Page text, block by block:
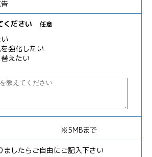
ください 任意
強化したい
えたい
※5MBまで
ましたらご自由にご記入下さい